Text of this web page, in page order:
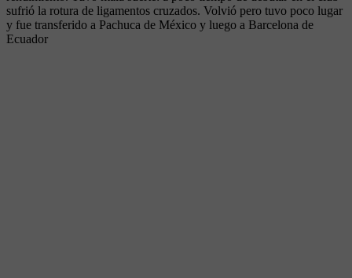
sufrió la rotura de ligamentos cruzados. Volvió pero tuvo poco lugar
y fue transferido a Pachuca de México y luego a Barcelona de
Ecuador